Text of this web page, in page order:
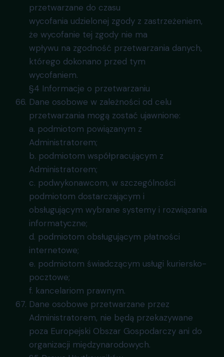
przetwarzane do czasu
wycofania udzielonej zgody z zastrzeżeniem,
że wycofanie tej zgody nie ma
wpływu na zgodność przetwarzania danych,
którego dokonano przed tym
wycofaniem.
§4 Informacje o przetwarzaniu
Dane osobowe w zależności od celu
przetwarzania mogą zostać ujawnione:
a. podmiotom powiązanym z
Administratorem;
b. podmiotom współpracującym z
Administratorem;
c. podwykonawcom, w szczególności
podmiotom dostarczającym i
obsługującym wybrane systemy i rozwiązania
informatyczne;
d. podmiotom obsługującym płatności
internetowe;
e. podmiotom świadczącym usługi kuriersko-
pocztowe;
f. kancelariom prawnym.
Dane osobowe przetwarzane przez
Administratorem, nie będą przekazywane
poza Europejski Obszar Gospodarczy ani do
organizacji międzynarodowych.